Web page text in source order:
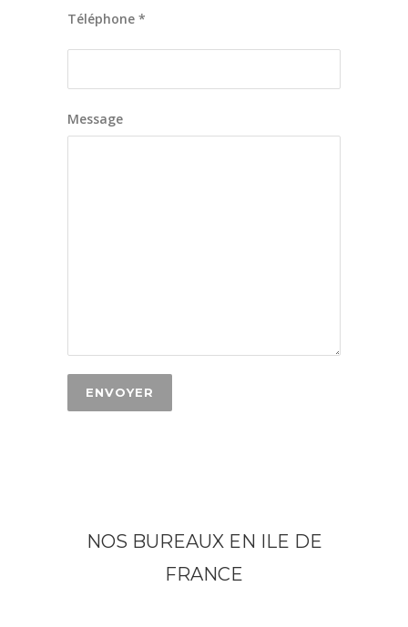
Téléphone *
Message
NOS BUREAUX EN ILE DE
FRANCE